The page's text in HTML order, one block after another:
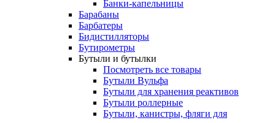
Банки-капельницы
Барабаны
Барбатеры
Бидистилляторы
Бутирометры
Бутыли и бутылки
Посмотреть все товары
Бутыли Вульфа
Бутыли для хранения реактивов
Бутыли роллерные
Бутыли, канистры, фляги для